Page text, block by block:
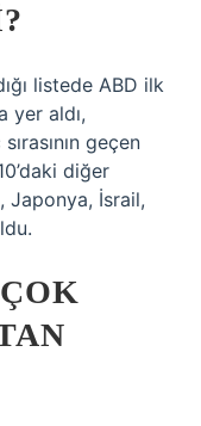
listede ABD ilk
yer aldı,
geçen
diğer
Japonya, İsrail,